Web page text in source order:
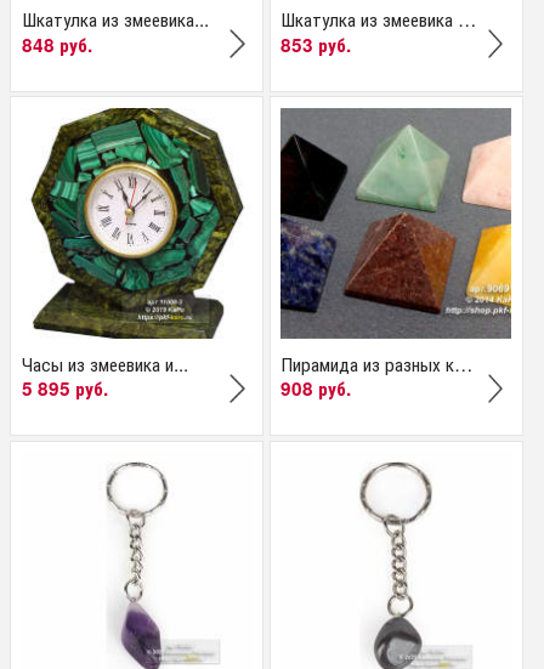
Шкатулка из змеевика...
848 руб.
Шкатулка из змеевика с...
853 руб.
Часы из змеевика и...
5 895 руб.
Пирамида из разных камней
908 руб.